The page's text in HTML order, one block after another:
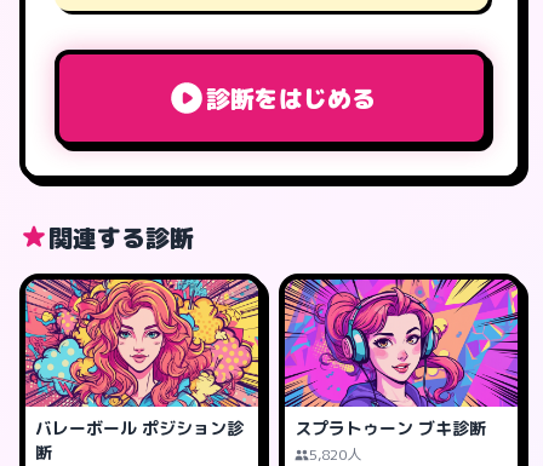
診断をはじめる
関連する診断
バレーボール ポジション診
断
スプラトゥーン ブキ診断
5,820人